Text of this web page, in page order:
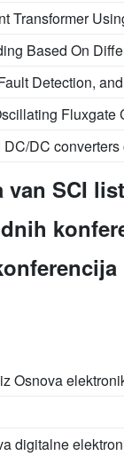
Transformer
Based On
Detection,
Fluxgate
DC
van SCI
Osnova
digitalne